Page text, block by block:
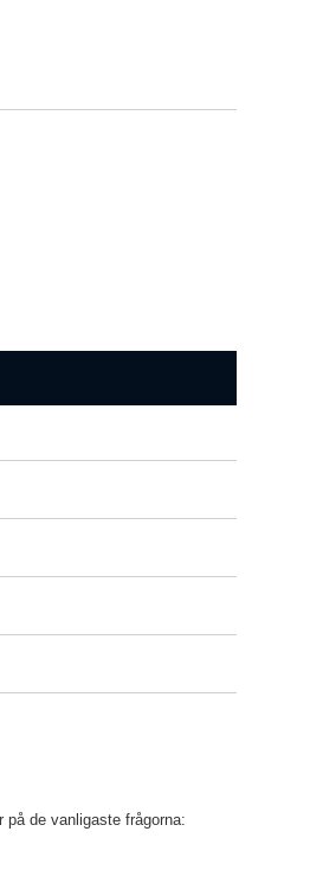
de vanligaste frågorna: